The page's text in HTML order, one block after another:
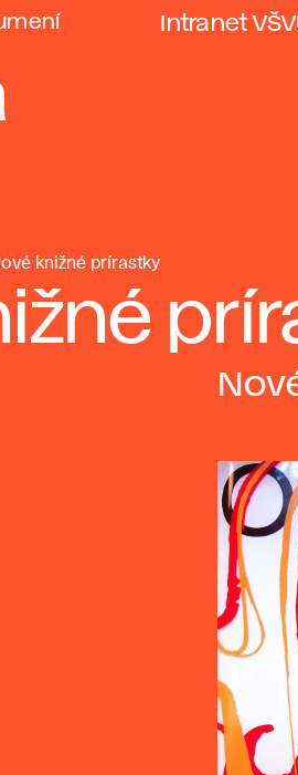
Intranet
knižné prírastky